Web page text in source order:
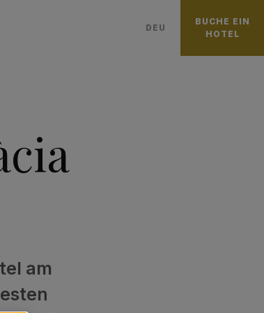
DEU
BUCHE EIN
HOTEL
am